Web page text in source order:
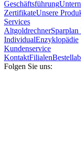
Geschäftsführung
ZertifikateUnsere
Services
AltgoldrechnerSparplan
IndividualEnzyklopädie
Kundenservice
KontaktFilialen
Folgen Sie uns: